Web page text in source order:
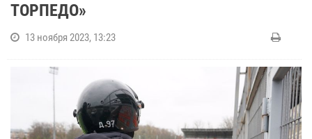
ТОРПЕДО»
13 ноября 2023, 13:23